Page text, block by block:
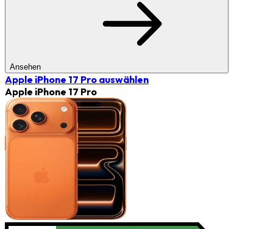
Ansehen
Apple iPhone 17 Pro auswählen
Apple iPhone 17 Pro